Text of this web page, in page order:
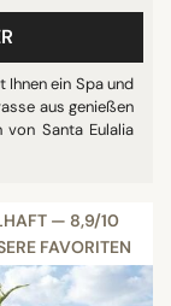
Ihnen ein Spa und
aus genießen
Santa Eulalia
— 8,9/10
FAVORITEN